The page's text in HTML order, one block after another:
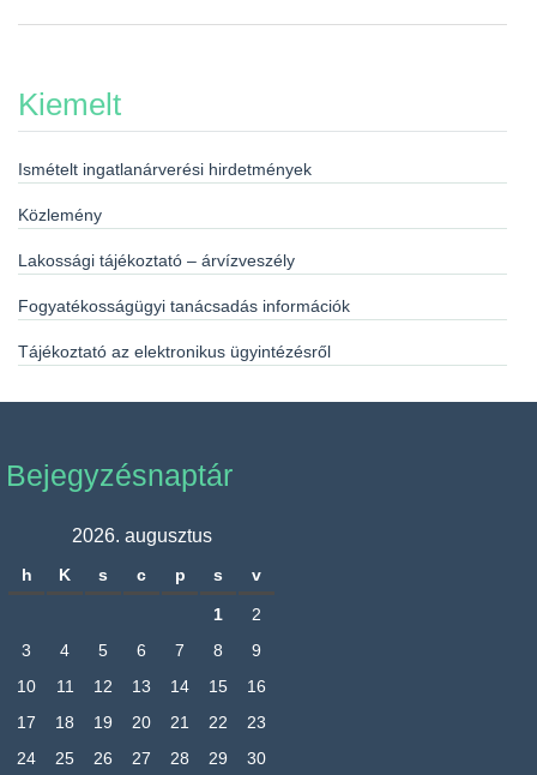
Kiemelt
Ismételt ingatlanárverési hirdetmények
Közlemény
Lakossági tájékoztató – árvízveszély
Fogyatékosságügyi tanácsadás információk
Tájékoztató az elektronikus ügyintézésről
Bejegyzésnaptár
2026. augusztus
h K s c p s v
1
2
3
4 5 6 7 8
9
10
11 12 13 14 15
16
17
18 19 20 21 22
23
24
25 26 27 28 29 30